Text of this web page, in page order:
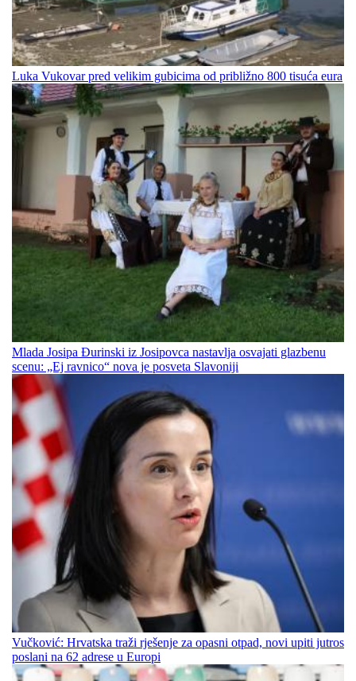
Luka Vukovar pred velikim gubicima od približno 800 tisuća eura
Mlada Josipa Đurinski iz Josipovca nastavlja osvajati glazbenu
scenu: „Ej ravnico“ nova je posveta Slavoniji
Vučković: Hrvatska traži rješenje za opasni otpad, novi upiti jutros
poslani na 62 adrese u Europi